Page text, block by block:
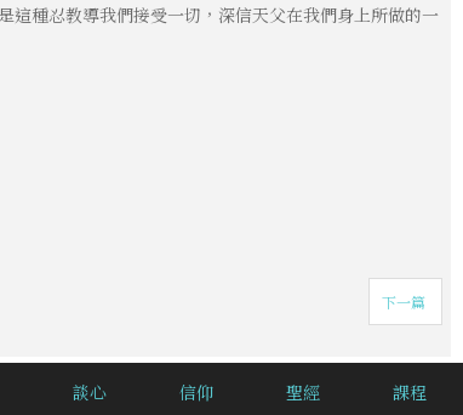
這種忍教導我們接受一切，深信天父在我們身上所做的一
下一篇
談心 信仰 聖經 課程